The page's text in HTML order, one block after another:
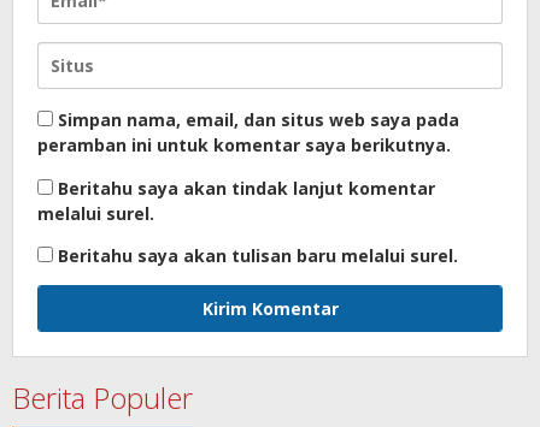
Simpan nama, email, dan situs web saya pada
peramban ini untuk komentar saya berikutnya.
Beritahu saya akan tindak lanjut komentar
melalui surel.
Beritahu saya akan tulisan baru melalui surel.
Berita Populer